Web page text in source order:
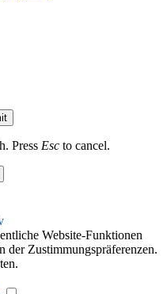
Press Esc to cancel.
Website-Funktionen
der Zustimmungspräferenzen.